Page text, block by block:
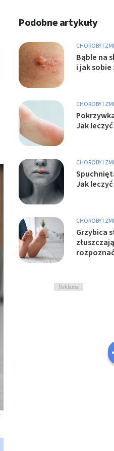
Podobne artykuły
CHOROBY I
Bąble na
i jak sobie
CHOROBY I
Jak
CHOROBY I
Jak
CHOROBY I
Grzybica
Reklama